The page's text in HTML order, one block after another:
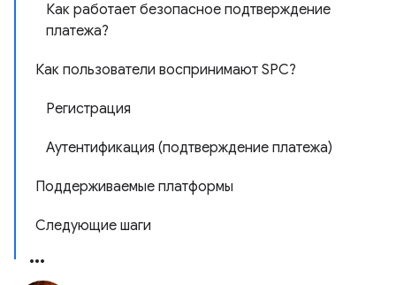
Как работает безопасное подтверждение
платежа?
Как пользователи воспринимают SPC?
Регистрация
Аутентификация (подтверждение платежа)
Поддерживаемые платформы
Следующие шаги